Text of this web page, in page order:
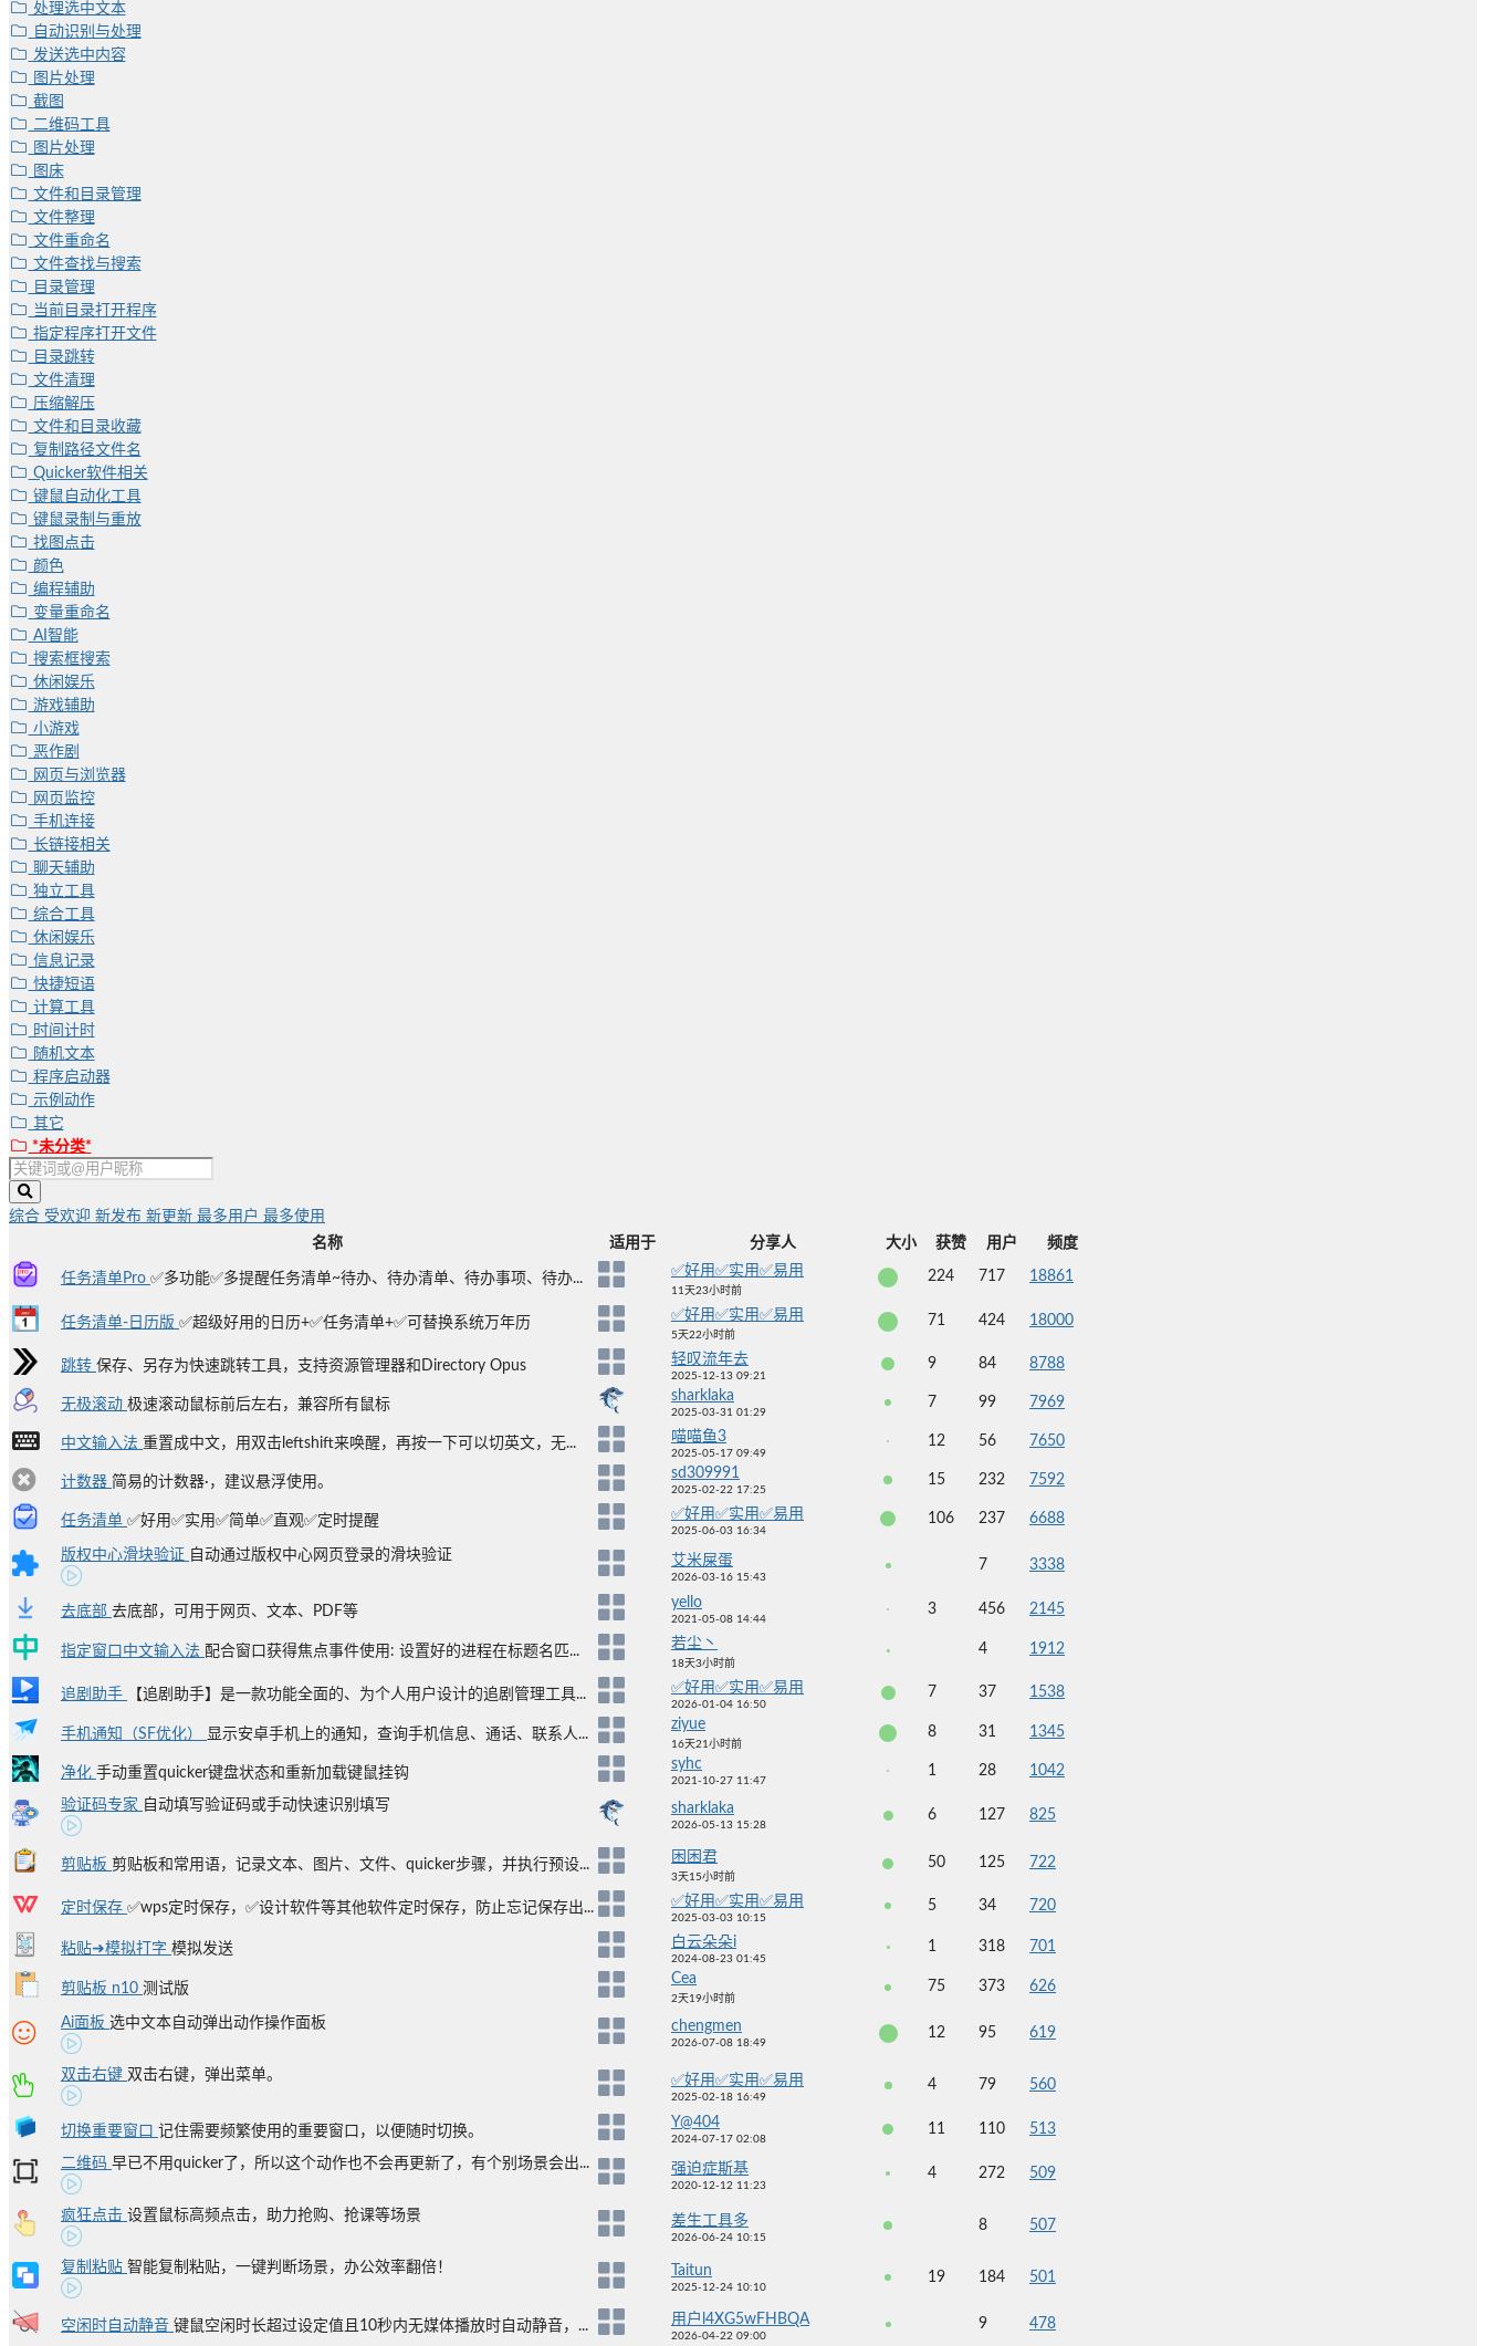
处理选中文本
自动识别与处理
发送选中内容
图片处理
截图
二维码工具
图片处理
图床
文件和目录管理
文件整理
文件重命名
文件查找与搜索
目录管理
当前目录打开程序
指定程序打开文件
目录跳转
文件清理
压缩解压
文件和目录收藏
复制路径文件名
Quicker软件相关
键鼠自动化工具
键鼠录制与重放
找图点击
颜色
编程辅助
变量重命名
AI智能
搜索框搜索
休闲娱乐
游戏辅助
小游戏
恶作剧
网页与浏览器
网页监控
手机连接
长链接相关
聊天辅助
独立工具
综合工具
休闲娱乐
信息记录
快捷短语
计算工具
时间计时
随机文本
程序启动器
示例动作
其它
*未分类*
综合 受欢迎 新发布 新更新 最多用户 最多使用
名称
适用于 分享人 大小 获赞 用户 频度
任务清单Pro ✅多功能✅多提醒任务清单~待办、待办清单、待办事项、待办... ✅好用✅实用✅易用
11天23小时前
224 717 18861
任务清单-日历版 ✅超级好用的日历+✅任务清单+✅可替换系统万年历 ✅好用✅实用✅易用
5天22小时前
71 424 18000
跳转 保存、另存为快速跳转工具，支持资源管理器和Directory Opus 轻叹流年去
2025-12-13 09:21
9 84 8788
无极滚动 极速滚动鼠标前后左右，兼容所有鼠标
sharklaka
2025-03-31 01:29
7 99 7969
中文输入法 重置成中文，用双击leftshift来唤醒，再按一下可以切英文，无... 喵喵鱼3
2025-05-17 09:49
12 56 7650
计数器 简易的计数器·，建议悬浮使用。
sd309991
2025-02-22 17:25
15 232 7592
任务清单 ✅好用✅实用✅简单✅直观✅定时提醒 ✅好用✅实用✅易用
2025-06-03 16:34
106 237 6688
版权中心滑块验证 自动通过版权中心网页登录的滑块验证 艾米屎蛋
2026-03-16 15:43
7 3338
去底部 去底部，可用于网页、文本、PDF等
yello
2021-05-08 14:44
3 456 2145
指定窗口中文输入法 配合窗口获得焦点事件使用: 设置好的进程在标题名匹... 若尘丶
18天3小时前
4 1912
追剧助手 【追剧助手】是一款功能全面的、为个人用户设计的追剧管理工具... ✅好用✅实用✅易用
2026-01-04 16:50
7 37 1538
手机通知（SF优化） 显示安卓手机上的通知，查询手机信息、通话、联系人...
ziyue
16天21小时前
8 31 1345
净化 手动重置quicker键盘状态和重新加载键鼠挂钩
syhc
2021-10-27 11:47
1 28 1042
验证码专家 自动填写验证码或手动快速识别填写 sharklaka
2026-05-13 15:28
6 127 825
剪贴板 剪贴板和常用语，记录文本、图片、文件、quicker步骤，并执行预设... 困困君
3天15小时前
50 125 722
定时保存 ✅wps定时保存，✅设计软件等其他软件定时保存，防止忘记保存出... ✅好用✅实用✅易用
2025-03-03 10:15
5 34 720
粘贴➜模拟打字 模拟发送 白云朵朵i
2024-08-23 01:45
1 318 701
剪贴板 n10 测试版
Cea
2天19小时前
75 373 626
Ai面板 选中文本自动弹出动作操作面板 chengmen
2026-07-08 18:49
12 95 619
双击右键 双击右键，弹出菜单。 ✅好用✅实用✅易用
2025-02-18 16:49
4 79 560
切换重要窗口 记住需要频繁使用的重要窗口，以便随时切换。
Y@404
2024-07-17 02:08
11 110 513
二维码 早已不用quicker了，所以这个动作也不会再更新了，有个别场景会出... 强迫症斯基
2020-12-12 11:23
4 272 509
疯狂点击 设置鼠标高频点击，助力抢购、抢课等场景 差生工具多
2026-06-24 10:15
8 507
复制粘贴 智能复制粘贴，一键判断场景，办公效率翻倍！ Taitun
2025-12-24 10:10
19 184 501
空闲时自动静音 键鼠空闲时长超过设定值且10秒内无媒体播放时自动静音，... 用户l4XG5wFHBQA
2026-04-22 09:00
9 478